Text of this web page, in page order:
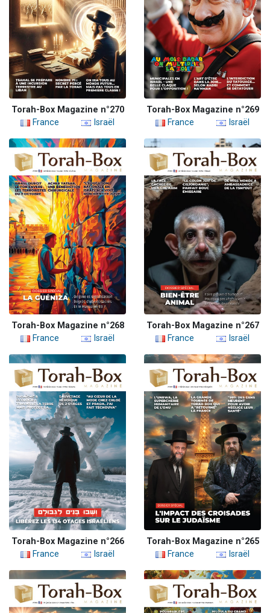
Torah-Box Magazine n°270
France
Israël
Torah-Box Magazine n°269
France
Israël
Torah-Box Magazine n°268
France
Israël
Torah-Box Magazine n°267
France
Israël
Torah-Box Magazine n°266
France
Israël
Torah-Box Magazine n°265
France
Israël